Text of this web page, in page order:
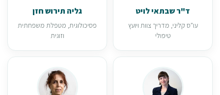
ד"ר שבתאי לויט
עו"ס קליני, מדריך צוות ויועץ
טיפולי
גליה תירוש חזן
פסיכולוגית, מטפלת משפחתית
וזוגית